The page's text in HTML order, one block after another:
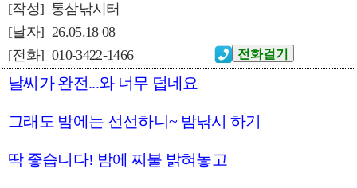
[작성] 통삼낚시터
[날자] 26.05.18 08
[전화] 010-3422-1466
날씨가 완전...와 너무 덥네요
그래도 밤에는 선선하니~ 밤낚시 하기
딱 좋습니다! 밤에 찌불 밝혀놓고